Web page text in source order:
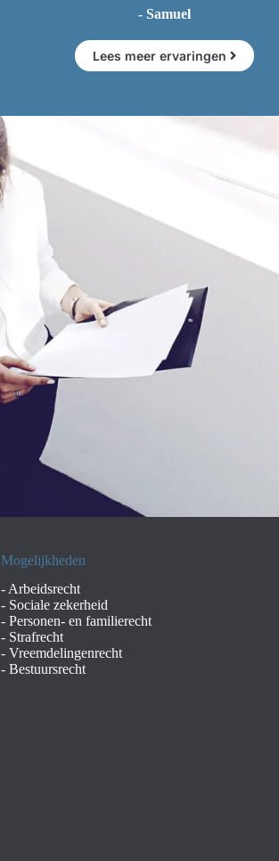
- Samuel
Lees meer ervaringen
Mogelijkheden
- Arbeidsrecht
- Sociale zekerheid
- Personen- en familierecht
- Strafrecht
- Vreemdelingenrecht
- Bestuursrecht